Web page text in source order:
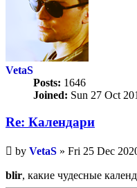
VetaS
Posts: 1646
Joined: Sun 27 Oct
Re: Календари
Unread
post
by VetaS » Fri 25 Dec
blir, какие чудесные